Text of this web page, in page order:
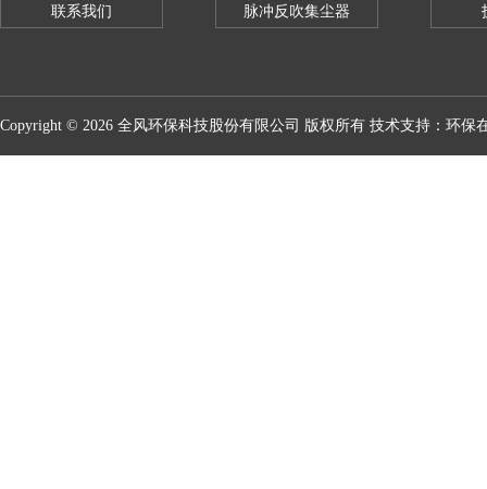
联系我们 脉冲反吹集尘器
Copyright © 2026 全风环保科技股份有限公司 版权所有 技术支持： 环保